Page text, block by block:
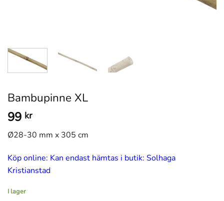
Bambupinne XL
99 kr
Ø28-30 mm x 305 cm
Köp online: Kan endast hämtas i butik: Solhaga
Kristianstad
I lager